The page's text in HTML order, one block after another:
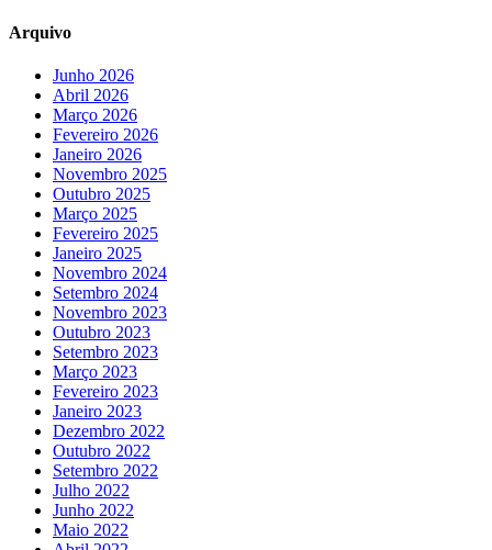
Arquivo
Junho 2026
Abril 2026
Março 2026
Fevereiro 2026
Janeiro 2026
Novembro 2025
Outubro 2025
Março 2025
Fevereiro 2025
Janeiro 2025
Novembro 2024
Setembro 2024
Novembro 2023
Outubro 2023
Setembro 2023
Março 2023
Fevereiro 2023
Janeiro 2023
Dezembro 2022
Outubro 2022
Setembro 2022
Julho 2022
Junho 2022
Maio 2022